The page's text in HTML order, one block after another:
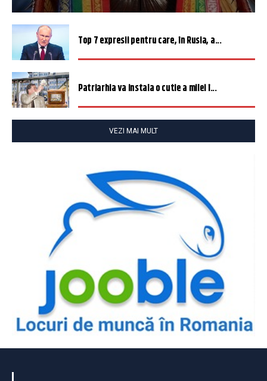
Top 7 expresii pentru care, în Rusia, a...
Patriarhia va instala o cutie a milei î...
VEZI MAI MULT